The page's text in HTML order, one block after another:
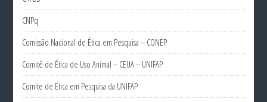
CNPq
Comissão Nacional de Ética em Pesquisa – CONEP
Comitê de Ética de Uso Animal – CEUA – UNIFAP
Comite de Etica em Pesquisa da UNIFAP